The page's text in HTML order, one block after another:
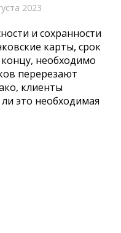
2023
и сохранности
карты, срок
необходимо
перерезают
клиенты
это необходимая